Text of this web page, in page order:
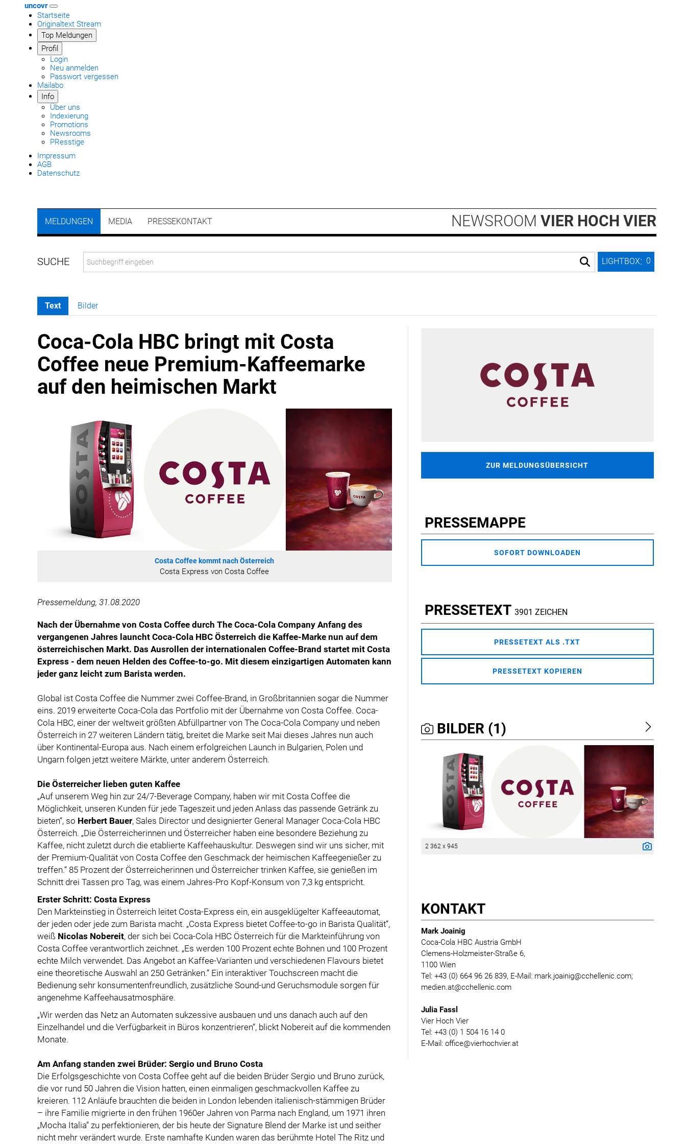
uncovr
Startseite
Originaltext Stream
Top Meldungen
Profil
Login
Neu anmelden
Passwort vergessen
Mailabo
Info
Über uns
Indexierung
Promotions
Newsrooms
PResstige
Impressum
AGB
Datenschutz
LIGHTBOX: 0
MELDUNGEN MEDIA PRESSEKONTAKT NEWSROOM VIER HOCH VIER
Text Bilder
Coca-Cola HBC bringt mit Costa
Coffee neue Premium-Kaffeemarke
auf den heimischen Markt
Costa Coffee kommt nach Österreich
Costa Express von Costa Coffee
Pressemeldung, 31.08.2020
Nach der Übernahme von Costa Coffee durch The Coca-Cola Company Anfang des
vergangenen Jahres launcht Coca-Cola HBC Österreich die Kaffee-Marke nun auf dem
österreichischen Markt. Das Ausrollen der internationalen Coffee-Brand startet mit Costa
Express - dem neuen Helden des Coffee-to-go. Mit diesem einzigartigen Automaten kann
jeder ganz leicht zum Barista werden.
Global ist Costa Coffee die Nummer zwei Coffee-Brand, in Großbritannien sogar die Nummer
eins. 2019 erweiterte Coca-Cola das Portfolio mit der Übernahme von Costa Coffee. Coca-
Cola HBC, einer der weltweit größten Abfüllpartner von The Coca-Cola Company und neben
Österreich in 27 weiteren Ländern tätig, breitet die Marke seit Mai dieses Jahres nun auch
über Kontinental-Europa aus. Nach einem erfolgreichen Launch in Bulgarien, Polen und
Ungarn folgen jetzt weitere Märkte, unter anderem Österreich.
Die Österreicher lieben guten Kaffee
„Auf unserem Weg hin zur 24/7-Beverage Company, haben wir mit Costa Coffee die
Möglichkeit, unseren Kunden für jede Tageszeit und jeden Anlass das passende Getränk zu
bieten“, so Herbert Bauer, Sales Director und designierter General Manager Coca-Cola HBC
Österreich. „Die Österreicherinnen und Österreicher haben eine besondere Beziehung zu
Kaffee, nicht zuletzt durch die etablierte Kaffeehauskultur. Deswegen sind wir uns sicher, mit
der Premium-Qualität von Costa Coffee den Geschmack der heimischen Kaffeegenießer zu
treffen.“ 85 Prozent der Österreicherinnen und Österreicher trinken Kaffee, sie genießen im
Schnitt drei Tassen pro Tag, was einem Jahres-Pro Kopf-Konsum von 7,3 kg entspricht.
Erster Schritt: Costa Express
Den Markteinstieg in Österreich leitet Costa-Express ein, ein ausgeklügelter Kaffeeautomat,
der jeden oder jede zum Barista macht. „Costa Express bietet Coffee-to-go in Barista Qualität“,
weiß Nicolas Nobereit, der sich bei Coca-Cola HBC Österreich für die Markteinführung von
Costa Coffee verantwortlich zeichnet. „Es werden 100 Prozent echte Bohnen und 100 Prozent
echte Milch verwendet. Das Angebot an Kaffee-Varianten und verschiedenen Flavours bietet
eine theoretische Auswahl an 250 Getränken.“ Ein interaktiver Touchscreen macht die
Bedienung sehr konsumentenfreundlich, zusätzliche Sound-und Geruchsmodule sorgen für
angenehme Kaffeehausatmosphäre.
„Wir werden das Netz an Automaten sukzessive ausbauen und uns danach auch auf den
Einzelhandel und die Verfügbarkeit in Büros konzentrieren“, blickt Nobereit auf die kommenden
Monate.
Am Anfang standen zwei Brüder: Sergio und Bruno Costa
Die Erfolgsgeschichte von Costa Coffee geht auf die beiden Brüder Sergio und Bruno zurück,
die vor rund 50 Jahren die Vision hatten, einen einmaligen geschmackvollen Kaffee zu
kreieren. 112 Anläufe brauchten die beiden in London lebenden italienisch-stämmigen Brüder
– ihre Familie migrierte in den frühen 1960er Jahren von Parma nach England, um 1971 ihren
„Mocha Italia“ zu perfektionieren, der bis heute der Signature Blend der Marke ist und seither
nicht mehr verändert wurde. Erste namhafte Kunden waren das berühmte Hotel The Ritz und
ZUR MELDUNGSÜBERSICHT
PRESSEMAPPE
SOFORT DOWNLOADEN
PRESSETEXT 3901 ZEICHEN
PRESSETEXT ALS .TXT
PRESSETEXT KOPIEREN
BILDER (1)
2 362 x 945
KONTAKT
Mark Joainig
Coca-Cola HBC Austria GmbH
Clemens-Holzmeister-Straße 6,
1100 Wien
Tel: +43 (0) 664 96 26 839, E-Mail: mark.joainig@cchellenic.com;
medien.at@cchellenic.com
Julia Fassl
Vier Hoch Vier
Tel: +43 (0) 1 504 16 14 0
E-Mail: office@vierhochvier.at